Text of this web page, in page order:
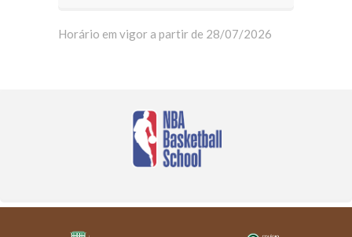
Horário em vigor a partir de 28/07/2026